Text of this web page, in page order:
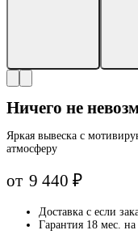
Ничего не
Яркая вывеска с
атмосферу
от 9 440₽
Доставка с если
Гарантия 18 мес.